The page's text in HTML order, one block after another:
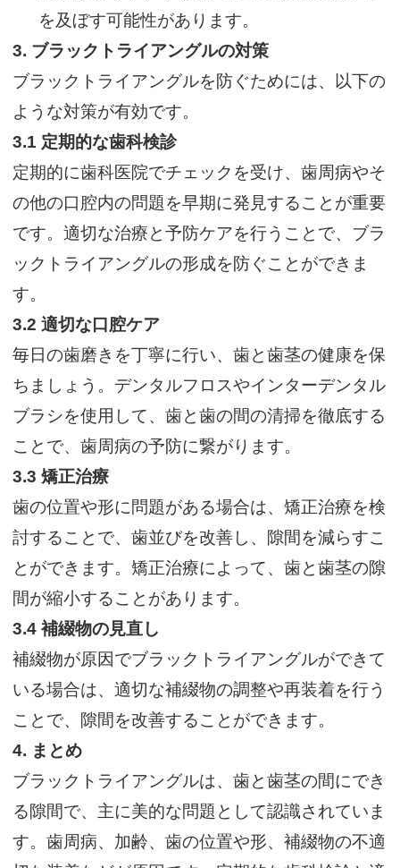
を及ぼす可能性があります。
3. ブラックトライアングルの対策
ブラックトライアングルを防ぐためには、以下の
ような対策が有効です。
3.1 定期的な歯科検診
定期的に歯科医院でチェックを受け、歯周病やそ
の他の口腔内の問題を早期に発見することが重要
です。適切な治療と予防ケアを行うことで、ブラ
ックトライアングルの形成を防ぐことができま
す。
3.2適切な口腔ケア
毎日の歯磨きを丁寧に行い、歯と歯茎の健康を保
ちましょう。デンタルフロスやインターデンタル
ブラシを使用して、歯と歯の間の清掃を徹底する
ことで、歯周病の予防に繋がります。
3.3矯正治療
歯の位置や形に問題がある場合は、矯正治療を検
討することで、歯並びを改善し、隙間を減らすこ
とができます。矯正治療によって、歯と歯茎の隙
間が縮小することがあります。
3.4補綴物の見直し
補綴物が原因でブラックトライアングルができて
いる場合は、適切な補綴物の調整や再装着を行う
ことで、隙間を改善することができます。
4. まとめ
ブラックトライアングルは、歯と歯茎の間にでき
る隙間で、主に美的な問題として認識されていま
す。歯周病、加齢、歯の位置や形、補綴物の不適